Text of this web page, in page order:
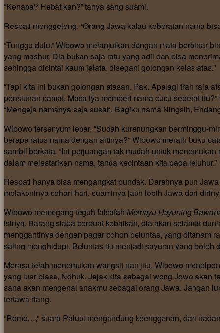
“Kenapa? Hebat kan?” tanya sang suami.
Respati menggeleng. “Orang Jawa kalau keberatan nama
“Tunggu dulu.” Wibowo melanjutkan dengan mata berbinar-
yang mashur. Dia bukan saja ratu yang adil dan bisa
sehingga dicintai kaum jelata, disegani golongan kelas atas.”
“Tapi kita ini bukan golongan atasan, Pak. Apalagi trah raja
pensiunan camat. Masa iya memberi nama cucu seberat
“Mengeja namanya saja susah. Bagiku nama Ningsih,
Wibowo tersenyum lebar, “Sudah kurenungkan berminggu-
berapa ratus nama dengan artinya?” Wibowo meraih buku
sambil berkata, “Ini perjuangan tak mudah untuk
dalam melestarikan nama, tanda kecintaan kita pada leluhur.”
Respati hanya bisa mengangkat pundak. Darahnya pun
melakoninya sehari-hari, suaminya jauh lebih Jawa dari
Wibowo memegang teguh falsafah Memayu Hayuning
isinya. Barang siapa berbuat kebaikan, dia akan selamat
menggantinya dengan pagar pohon beluntas, yang ditanam
saling menghidupi. Beluntas itu menjadi sayuran yang
Merasa telah menemukan wangsit nan jitu, Wibowo
yang luar biasa, Ndhuk. Jejak kita sebagai wong Jowo akan
sana akan mengenal anakmu sebagai orang Jawa. Jangan
tertawa riang.
“Romo…,” suara Palupi mengandung keengganan, dari